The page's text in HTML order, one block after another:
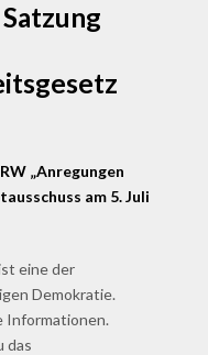
„Anregungen
am 5. Juli
eine der
Demokratie.
Informationen.
das